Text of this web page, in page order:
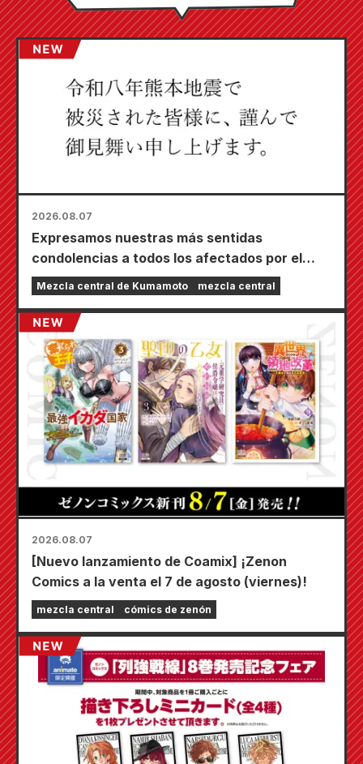
2026.08.07
Expresamos nuestras más sentidas
condolencias a todos los afectados por el
terremoto de Kumamoto de 2026.
Mezcla central de Kumamoto mezcla central
2026.08.07
[Nuevo lanzamiento de Coamix] ¡Zenon
Comics a la venta el 7 de agosto (viernes)!
mezcla central cómics de zenón